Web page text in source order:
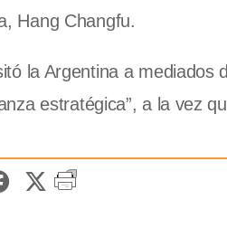
Hang Changfu.
la Argentina a
estratégica”, a la vez